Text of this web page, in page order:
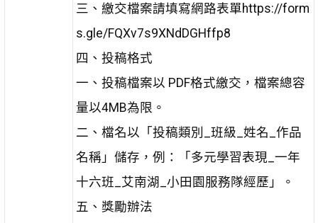
三、繳交檔案請填寫網路表單https://form
s.gle/FQXv7s9XNdDGHffp8
四、投稿格式
一、投稿檔案以 PDF格式繳交，檔案總容
量以4MB為限。
二、檔名以「投稿類別_班級_姓名_作品
名稱」儲存，例：「多元學習表現_一年
十六班_艾南湖_小田園服務隊經歷」。
五、獎勵辦法